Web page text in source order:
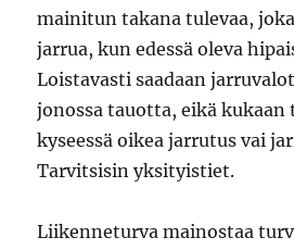
mainitun takana tulevaa,
jarrua, kun edessä oleva
Loistavasti saadaan
jonossa tauotta, eikä kukaan
kyseessä oikea jarrutus vai
Tarvitsisin yksityistiet.
Liikenneturva mainostaa